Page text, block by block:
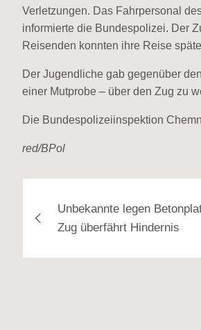
Verletzungen. Das Fahrpersonal
informierte die Bundespolizei. Der
Reisenden konnten ihre Reise
Der Jugendliche gab gegenüber
einer Mutprobe – über den Zug zu
Die Bundespolizeiinspektion
red/BPol
Unbekannte legen
Zug überfährt Hindernis